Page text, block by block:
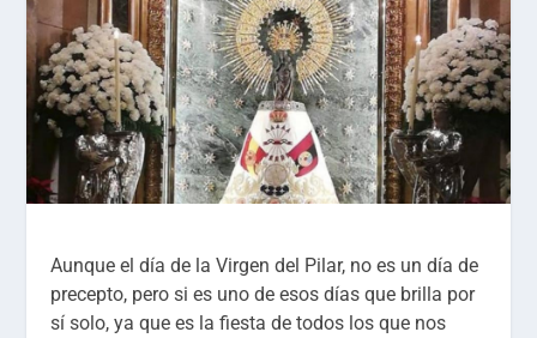
Aunque el día de la Virgen del Pilar, no es un día de
precepto, pero si es uno de esos días que brilla por
sí solo, ya que es la fiesta de todos los que nos